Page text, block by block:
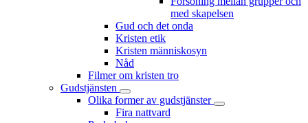
med skapelsen
Gud och det onda
Kristen etik
Kristen människosyn
Nåd
Filmer om kristen tro
Gudstjänsten
Olika former av gudstjänster
Fira nattvard